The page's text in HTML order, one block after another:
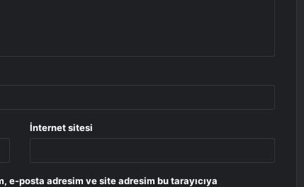
İnternet sitesi
e-posta adresim ve site adresim bu tarayıcıya